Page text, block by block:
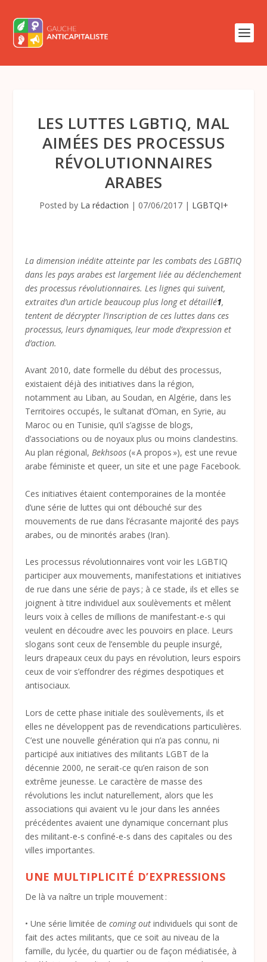
LES LUTTES LGBTIQ, MAL
AIMÉES DES PROCESSUS
RÉVOLUTIONNAIRES
ARABES
Posted by La rédaction | 07/06/2017| LGBTQI+
La dimension inédite atteinte par les combats des LGBTIQ
dans les pays arabes est largement liée au déclenchement
des processus révolutionnaires. Les lignes qui suivent,
extraites d’un article beaucoup plus long et détaillé1,
tentent de décrypter l’inscription de ces luttes dans ces
processus, leurs dynamiques, leur mode d’expression et
d’action.
Avant 2010, date formelle du début des processus,
existaient déjà des initiatives dans la région,
notamment au Liban, au Soudan, en Algérie, dans les
Territoires occupés, le sultanat d’Oman, en Syrie, au
Maroc ou en Tunisie, qu’il s’agisse de blogs,
d’associations ou de noyaux plus ou moins clandestins.
Au plan régional,Bekhsoos (« A propos »), est une revue
arabe féministe et queer, un site et une page Facebook.
Ces initiatives étaient contemporaines de la montée
d’une série de luttes qui ont débouché sur des
mouvements de rue dans l’écrasante majorité des pays
arabes, ou de minorités arabes (Iran).
Les processus révolutionnaires vont voir les LGBTIQ
participer aux mouvements, manifestations et initiatives
de rue dans une série de pays ; à ce stade, ils et elles se
joignent à titre individuel aux soulèvements et mêlent
leurs voix à celles de millions de manifestant-e-s qui
veulent en découdre avec les pouvoirs en place. Leurs
slogans sont ceux de l’ensemble du peuple insurgé,
leurs drapeaux ceux du pays en révolution, leurs espoirs
ceux de voir s’effondrer des régimes despotiques et
antisociaux.
Lors de cette phase initiale des soulèvements, ils et
elles ne développent pas de revendications particulières.
C’est une nouvelle génération qui n’a pas connu, ni
participé aux initiatives des militants LGBT de la
décennie 2000, ne serait-ce qu’en raison de son
extrême jeunesse. Le caractère de masse des
révolutions les inclut naturellement, alors que les
associations qui avaient vu le jour dans les années
précédentes avaient une dynamique concernant plus
des militant-e-s confiné-e-s dans des capitales ou des
villes importantes.
UNE MULTIPLICITÉ D’EXPRESSIONS
De là va naître un triple mouvement :
• Une série limitée decoming out individuels qui sont de
fait des actes militants, que ce soit au niveau de la
famille, du lycée, du quartier ou de façon médiatisée, à